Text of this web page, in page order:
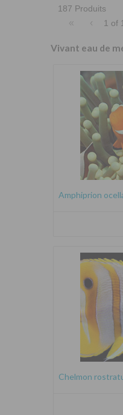
187 Produits
« ‹ 1 of
Vivant eau de
Amphiprion
Chelmon